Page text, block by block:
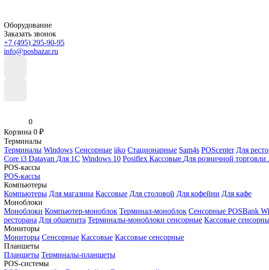
Оборудование
Заказать звонок
+7 (495) 295-90-95
info@posbazar.ru
0
Корзина 0 ₽
Терминалы
Терминалы Windows Сенсорные iiko Стационарные Sam4s POScenter Для
Core i3 Datavan Для 1С Windows 10 Posiflex Кассовые Для розничной торговли
POS-кассы
POS-кассы
Компьютеры
Компьютеры Для магазина Кассовые Для столовой Для кофейни Для кафе
Моноблоки
Моноблоки Компьютер-моноблок Терминал-моноблок Сенсорные POSBank
ресторана Для общепита Терминалы-моноблоки сенсорные Кассовые
Мониторы
Мониторы Сенсорные Кассовые Кассовые сенсорные
Планшеты
Планшеты Терминалы-планшеты
POS-системы